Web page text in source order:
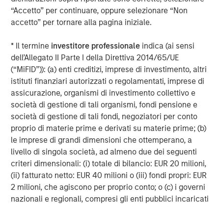
“Accetto” per continuare, oppure selezionare “Non
accetto” per tornare alla pagina iniziale.
* Il termine investitore professionale indica (ai sensi
dell’Allegato II Parte I della Direttiva 2014/65/UE
(“MiFID”)): (a) enti creditizi, imprese di investimento, altri
istituti finanziari autorizzati o regolamentati, imprese di
assicurazione, organismi di investimento collettivo e
società di gestione di tali organismi, fondi pensione e
società di gestione di tali fondi, negoziatori per conto
proprio di materie prime e derivati su materie prime; (b)
le imprese di grandi dimensioni che ottemperano, a
livello di singola società, ad almeno due dei seguenti
criteri dimensionali: (i) totale di bilancio: EUR 20 milioni,
(ii) fatturato netto: EUR 40 milioni o (iii) fondi propri: EUR
2 milioni, che agiscono per proprio conto; o (c) i governi
nazionali e regionali, compresi gli enti pubblici incaricati
About Morgan Stanley Investment Management
its investment advisory affiliates, has more than 665
investment professionals around the world and $497
billion in assets under management or supervision as of
June 30, 2019. Morgan Stanley Investment Management
strives to provide outstanding long-term investment
performance, service and a comprehensive suite of
investment management solutions to a diverse client
base, which includes governments, institutions,
corporations and individuals worldwide. For further
information about Morgan Stanley Investment
Management, please visitwww.morganstanley.com/im.
About Morgan Stanley